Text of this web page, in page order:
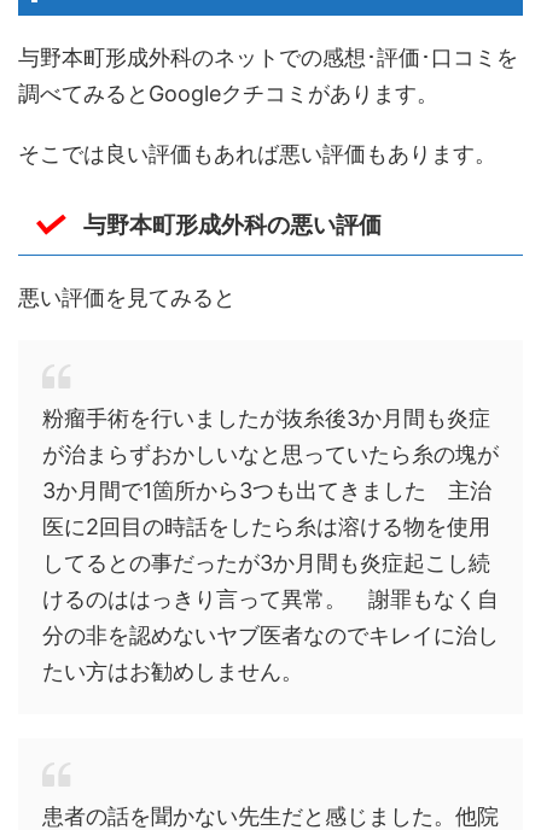
与野本町形成外科のネットでの感想･評価･口コミを
調べてみるとGoogleクチコミがあります。
そこでは良い評価もあれば悪い評価もあります。
与野本町形成外科の悪い評価
悪い評価を見てみると
粉瘤手術を行いましたが抜糸後3か月間も炎症
が治まらずおかしいなと思っていたら糸の塊が
3か月間で1箇所から3つも出てきました 主治
医に2回目の時話をしたら糸は溶ける物を使用
してるとの事だったが3か月間も炎症起こし続
けるのははっきり言って異常。 謝罪もなく自
分の非を認めないヤブ医者なのでキレイに治し
たい方はお勧めしません。
患者の話を聞かない先生だと感じました。他院